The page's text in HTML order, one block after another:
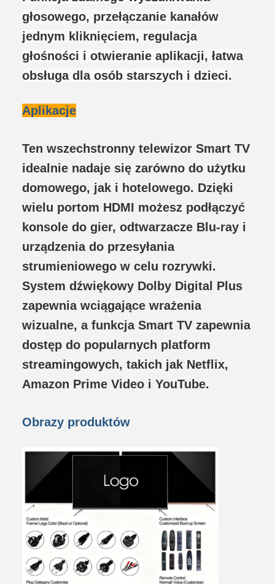
głosowego, przełączanie kanałów
jednym kliknięciem, regulacja
głośności i otwieranie aplikacji, łatwa
obsługa dla osób starszych i dzieci.
Aplikacje
Ten wszechstronny telewizor Smart TV
idealnie nadaje się zarówno do użytku
domowego, jak i hotelowego. Dzięki
wielu portom HDMI możesz podłączyć
konsole do gier, odtwarzacze Blu-ray i
urządzenia do przesyłania
strumieniowego w celu rozrywki.
System dźwiękowy Dolby Digital Plus
zapewnia wciągające wrażenia
wizualne, a funkcja Smart TV zapewnia
dostęp do popularnych platform
streamingowych, takich jak Netflix,
Amazon Prime Video i YouTube.
Obrazy produktów